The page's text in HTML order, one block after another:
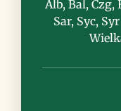
obecnie
szablasty
Alb, Bal, Czg,
Sar, Syc,